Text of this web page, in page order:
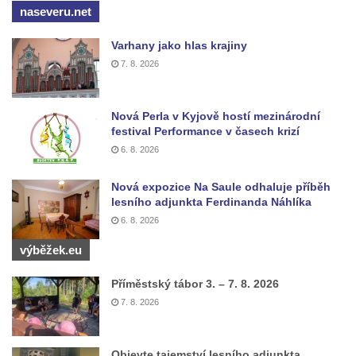
stěnách
Ledová stěna u Sýrového potoka v
Kyjovském údolí
Jeskyně Vinný sklep v Kyjovském údolí
Vyhlídka nad přírodní rezervací Slunečná
Vyhlídka Miloslava Draxla na Naučné
stezce Pod Vysokým Ostrým
Vyhlídka nad Brnou na Naučné stezce Pod
Vysokým Ostrým
Stožec (Schöber)
Vyhlídka Liščí kazatelna (Fuchskanzel) u
Lückendorfu
naseveru.net
Varhany jako hlas krajiny
7. 8. 2026
Nová Perla v Kyjově hostí mezinárodní
festival Performance v časech krizí
6. 8. 2026
Nová expozice Na Saule odhaluje příběh
lesního adjunkta Ferdinanda Náhlíka
6. 8. 2026
výběžek.eu
Příměstský tábor 3. – 7. 8. 2026
7. 8. 2026